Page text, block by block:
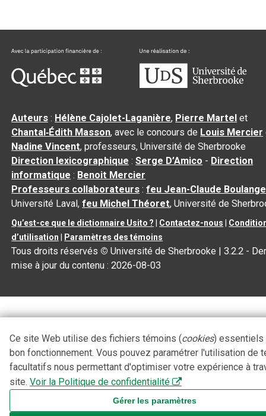
Auteurs : Hélène Cajolet-Laganière, Pierre Martel et
Chantal‑Édith Masson, avec le concours de Louis Mercier
Nadine Vincent, professeurs, Université de Sherbrooke
Direction lexicographique :Serge D’Amico - Direction
informatique : Benoit Mercier
Professeurs collaborateurs :feu Jean-Claude
Université Laval,feu Michel Théoret, Université de
Qu’est-ce que le dictionnaire Usito ? Contactez-nous
d’utilisation
Paramètres des témoins
Tous droits réservés © Université de Sherbrooke |3.2.2 -
mise à jour du contenu :2026-08-03
Ce site Web utilise des fichiers témoins (cookies) essentiels
bon fonctionnement. Vous pouvez paramétrer l'utilisation de
facultatifs nous permettant d'optimiser votre expérience à
site. Voir la Politique de confidentialité
Gérer les paramètres